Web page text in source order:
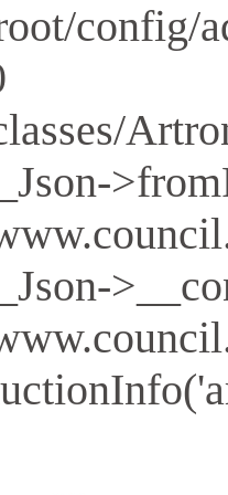
config/